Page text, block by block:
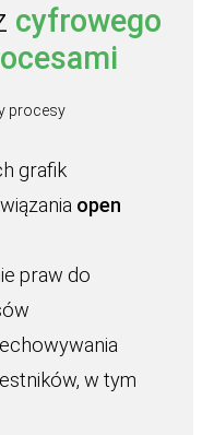
cyfrowego
grafik
open
praw do
w tym